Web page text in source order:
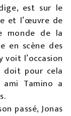
est sur le
et l’œuvre de
monde de la
en scène des
voit l’occasion
doit pour cela
Tamino a
passé, Jonas